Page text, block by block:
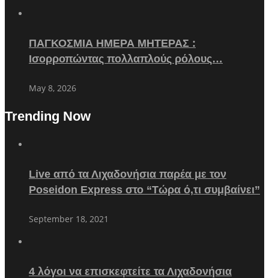
ΠΑΓΚΟΣΜΙΑ ΗΜΕΡΑ ΜΗΤΕΡΑΣ :
Ισορροπώντας πολλαπλούς ρόλους…
May 8, 2026
Trending Now
Live από τα Λιχαδονήσια παρέα με τον
Poseidon Express στο “Τώρα ό,τι συμβαίνει”
September 18, 2021
4 λόγοι να επισκεφτείτε τα Λιχαδονήσια